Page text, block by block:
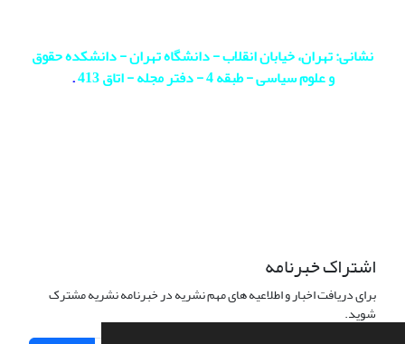
نشانی: تهران، خیابان انقلاب - دانشگاه تهران - دانشکده حقوق
و علوم سیاسی - طبقه 4 - دفتر مجله - اتاق 413
.
اشتراک خبرنامه
برای دریافت اخبار و اطلاعیه های مهم نشریه در خبرنامه نشریه مشترک
شوید.